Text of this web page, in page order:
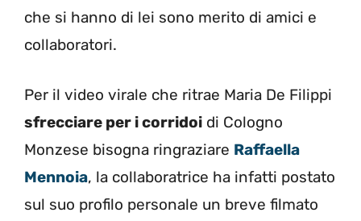
che si hanno di lei sono merito di amici e
collaboratori.
Per il video virale che ritrae Maria De Filippi
sfrecciare per i corridoi di Cologno
Monzese bisogna ringraziare Raffaella
Mennoia, la collaboratrice ha infatti postato
sul suo profilo personale un breve filmato